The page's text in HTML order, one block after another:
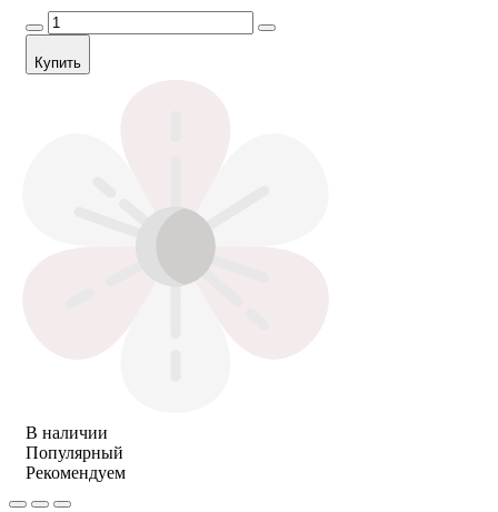
Купить
В наличии
Популярный
Рекомендуем